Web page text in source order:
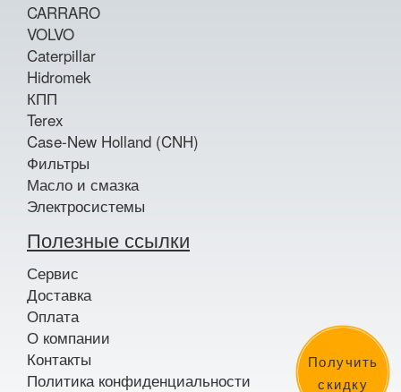
Получить
скидку
CARRARO
VOLVO
Caterpillar
Hidromek
КПП
Terex
Case-New Holland (CNH)
Фильтры
Масло и смазка
Электросистемы
Полезные ссылки
Сервис
Доставка
Оплата
О компании
Контакты
Политика конфиденциальности